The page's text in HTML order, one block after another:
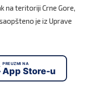
na teritoriji Crne Gore,
je iz Uprave
PREUZMI NA
App Store-u